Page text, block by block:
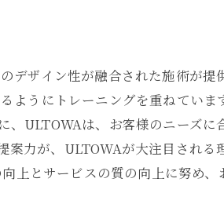
デザイン性が融合された施術が提
ようにトレーニングを重ねていま
ULTOWAは、お客様のニーズに
力が、ULTOWAが大注目される
上とサービスの質の向上に努め、